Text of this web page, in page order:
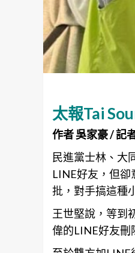
太報Tai
作者 吳家豪 / 記
民進黨士林、大
LINE好友，但卻
批，對手搞這種
王世堅說，等到
偉的LINE好友刪